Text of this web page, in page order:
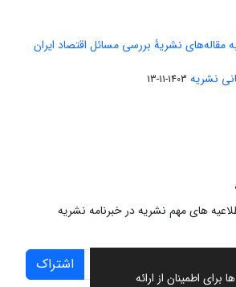
اطمینان از ارائه
نشریه 1403-11-13
های مهم نشریه در خبرنامه نشریه
اشتراک